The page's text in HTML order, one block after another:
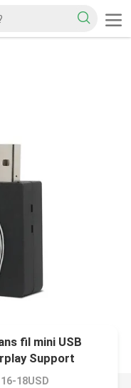
fil mini USB
Support
18USD